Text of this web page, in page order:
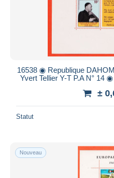
16538 ◉ Republique
Yvert Tellier Y-T P.A N° 14
±
Statut
Nouveau